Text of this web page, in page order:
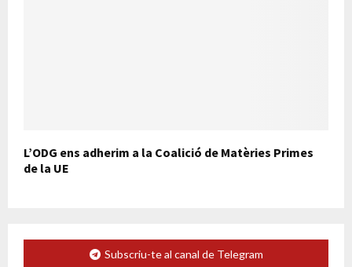
L’ODG ens adherim a la Coalició de Matèries Primes
de la UE
Subscriu-te al canal de Telegram